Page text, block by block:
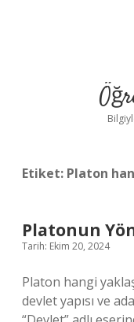
Etiket: Platon
Platonun
Tarih: Ekim 20, 2024
Platon hangi
devlet yapısı ve